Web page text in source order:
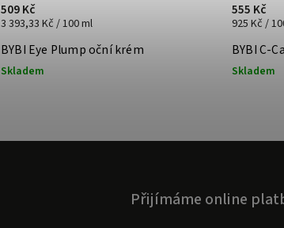
BYBI Eye Plump oční krém
Skladem
509 Kč
3 393,33 Kč / 100 ml
BYBI C-
Skladem
555 Kč
925 Kč /
Přijímáme online